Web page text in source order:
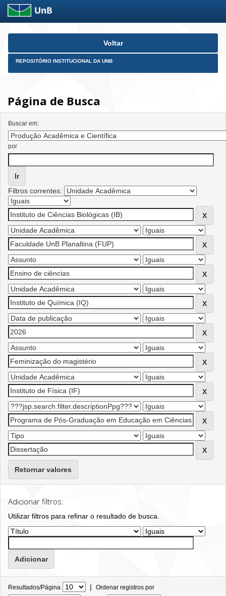
Skip
Voltar
REPOSITÓRIO INSTITUCIONAL DA UNB
Página de Busca
Buscar em:
por
Filtros correntes:
Retornar valores
Adicionar filtros:
Utilizar filtros para refinar o resultado de busca.
Resultados/Página | Ordenar registros por